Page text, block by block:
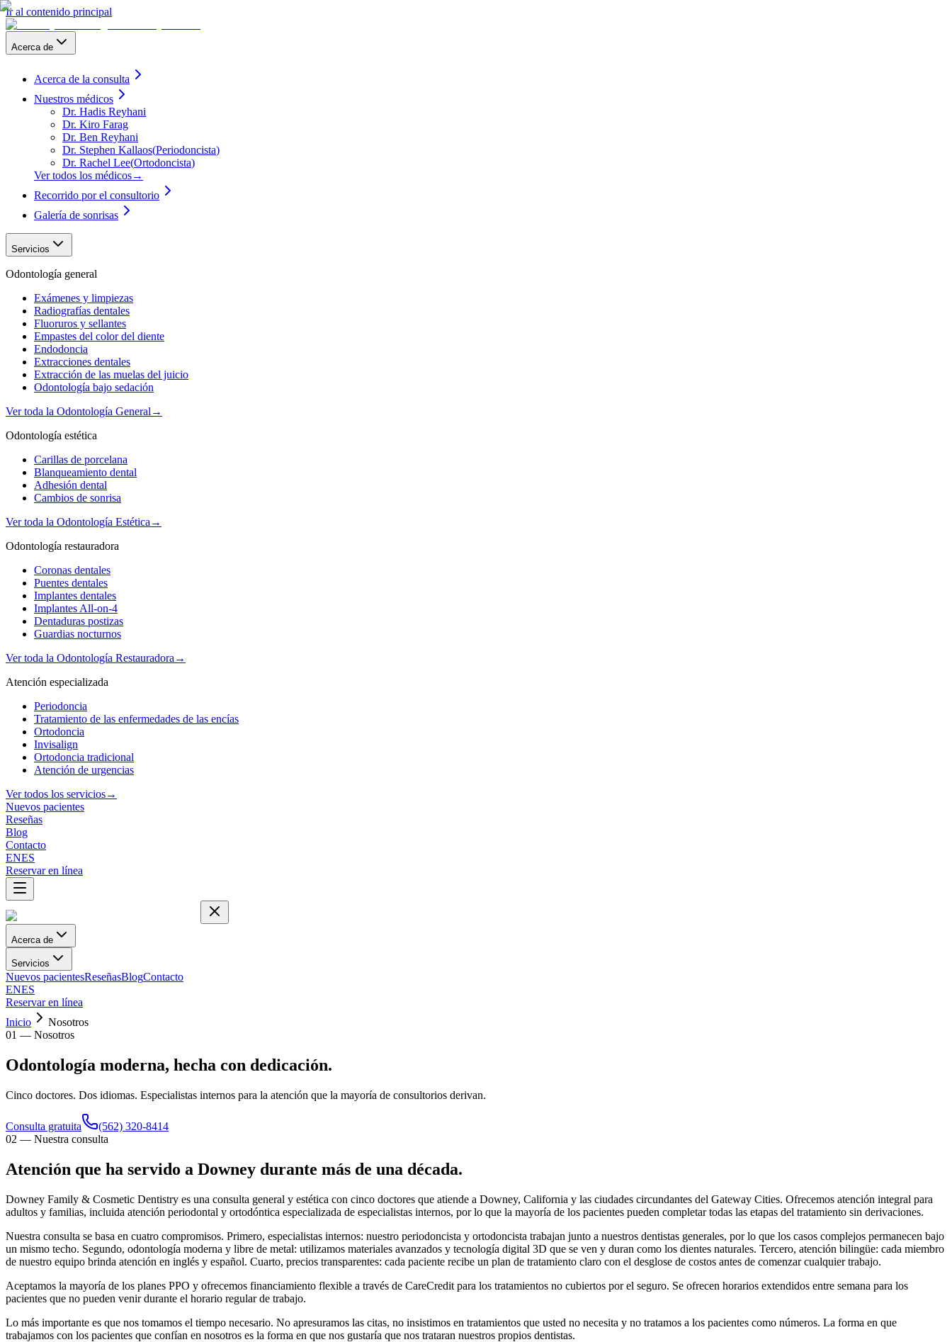
Ir al contenido principal
Acerca de
Acerca de la consulta
Nuestros médicos
Dr. Hadis Reyhani
Dr. Kiro Farag
Dr. Ben Reyhani
Dr. Stephen Kallaos(Periodoncista)
Dr. Rachel Lee(Ortodoncista)
Ver todos los médicos→
Recorrido por el consultorio
Galería de sonrisas
Servicios
Odontología general
Exámenes y limpiezas
Radiografías dentales
Fluoruros y sellantes
Empastes del color del diente
Endodoncia
Extracciones dentales
Extracción de las muelas del juicio
Odontología bajo sedación
Ver toda la Odontología General →
Odontología estética
Carillas de porcelana
Blanqueamiento dental
Adhesión dental
Cambios de sonrisa
Ver toda la Odontología Estética →
Odontología restauradora
Coronas dentales
Puentes dentales
Implantes dentales
Implantes All-on-4
Dentaduras postizas
Guardias nocturnos
Ver toda la Odontología Restauradora →
Atención especializada
Periodoncia
Tratamiento de las enfermedades de las encías
Ortodoncia
Invisalign
Ortodoncia tradicional
Atención de urgencias
Ver todos los servicios→
Nuevos pacientes
Reseñas
Blog
Contacto
ENES
Reservar en línea
Acerca de
Servicios
Nuevos pacientesReseñasBlogContacto
ENES
Reservar en línea
Inicio
Nosotros
01 — Nosotros
Odontología moderna, hecha con dedicación.
Cinco doctores. Dos idiomas. Especialistas internos para la atención que la mayoría de consultorios derivan.
Consulta gratuita
(562) 320-8414
02 — Nuestra consulta
Atención que ha servido a Downey durante más de una década.
Downey Family & Cosmetic Dentistry es una consulta general y estética con cinco doctores que atiende a Downey, California y las ciudades circundantes del Gateway Cities. Ofrecemos atención integral para
adultos y familias, incluida atención periodontal y ortodóntica especializada de especialistas internos, por lo que la mayoría de los pacientes pueden completar todas las etapas del tratamiento sin derivaciones.
Nuestra consulta se basa en cuatro compromisos. Primero, especialistas internos: nuestro periodoncista y ortodoncista trabajan junto a nuestros dentistas generales, por lo que los casos complejos permanecen bajo
un mismo techo. Segundo, odontología moderna y libre de metal: utilizamos materiales avanzados y tecnología digital 3D que se ven y duran como los dientes naturales. Tercero, atención bilingüe: cada miembro
de nuestro equipo brinda atención en inglés y español. Cuarto, precios transparentes: cada paciente recibe un plan de tratamiento claro con el desglose de costos antes de comenzar cualquier trabajo.
Aceptamos la mayoría de los planes PPO y ofrecemos financiamiento flexible a través de CareCredit para los tratamientos no cubiertos por el seguro. Se ofrecen horarios extendidos entre semana para los
pacientes que no pueden venir durante el horario regular de trabajo.
Lo más importante es que nos tomamos el tiempo necesario. No apresuramos las citas, no insistimos en tratamientos que usted no necesita y no tratamos a los pacientes como números. La forma en que
trabajamos con los pacientes que confían en nosotros es la forma en que nos gustaría que nos trataran nuestros propios dentistas.